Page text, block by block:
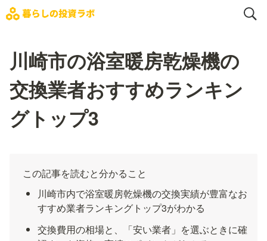
川崎市の浴室暖房乾燥機の
交換業者おすすめランキン
グトップ3
この記事を読むと分かること
川崎市内で浴室暖房乾燥機の交換実績が豊富なお
すすめ業者ランキングトップ3がわかる
交換費用の相場と、「安い業者」を選ぶときに確